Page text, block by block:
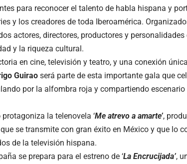
para reconocer el talento de habla hispana y
y los creadores de toda Iberoamérica.
actores, directores, productores y
y la riqueza cultural.
en cine, televisión y teatro, y una conexión
Guirao será parte de esta importante gala que
por la alfombra roja y compartiendo
la telenovela ‘Me atrevo a amarte’,
que se transmite con gran éxito en México y que lo
de la televisión hispana.
se prepara para el estreno de ‘La Encrucijada’,